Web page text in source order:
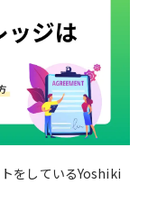
をしているYoshiki